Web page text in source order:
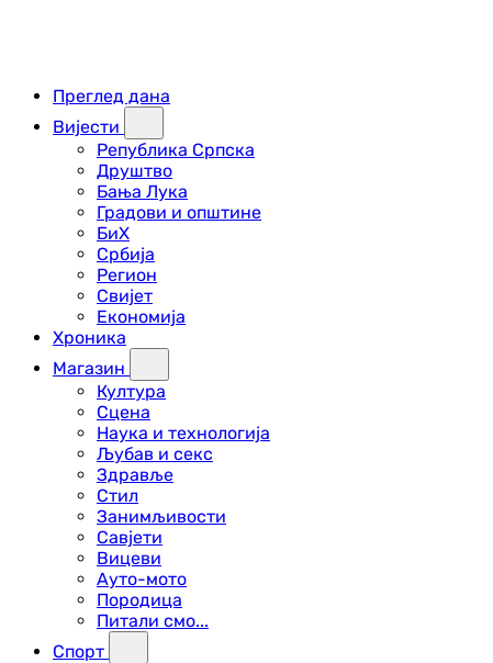
Преглед дана
Вијести
Република Српска
Друштво
Бања Лука
Градови и општине
БиХ
Србија
Регион
Свијет
Економија
Хроника
Магазин
Култура
Сцена
Наука и технологија
Љубав и секс
Здравље
Стил
Занимљивости
Савјети
Вицеви
Ауто-мото
Породица
Питали смо...
Спорт